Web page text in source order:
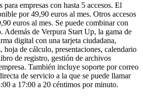
para empresas con hasta 5 accesos. El
por 49,90 euros al mes. Otros accesos
euros al mes. Se puede combinar con
Además de Verpura Start Up, la gama de
digital con una tarjeta ciudadana,
hoja de cálculo, presentaciones, calendario
de registro, gestión de archivos
También incluye soporte por correo
de servicio a la que se puede llamar
a 17:00 a 20 céntimos por minuto.